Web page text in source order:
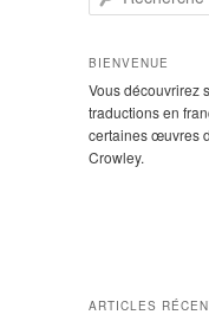
e
h
r
c
h
e
BIENVENUE
Vous découvrirez
traductions en
certaines œuvres
Crowley.
ARTICLES